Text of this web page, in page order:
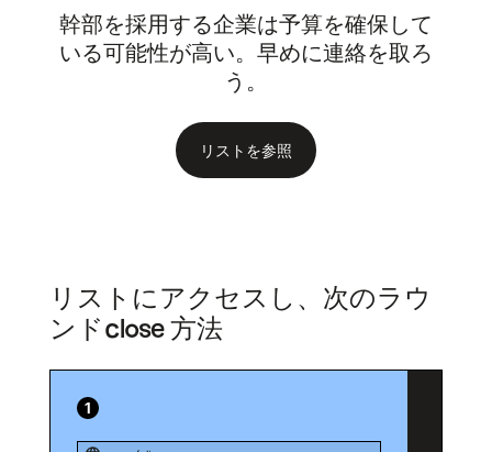
幹部を採用する企業は予算を確保して
いる可能性が高い。早めに連絡を取ろ
う。
リストを参照
リストにアクセスし、次のラウ
ンドclose 方法